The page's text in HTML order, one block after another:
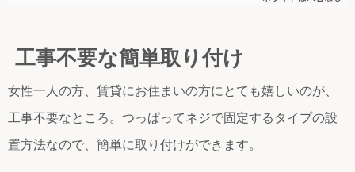
工事不要な簡単取り付け
女性一人の方、賃貸にお住まいの方にとても嬉しいのが、
工事不要なところ。つっぱってネジで固定するタイプの設
置方法なので、簡単に取り付けができます。